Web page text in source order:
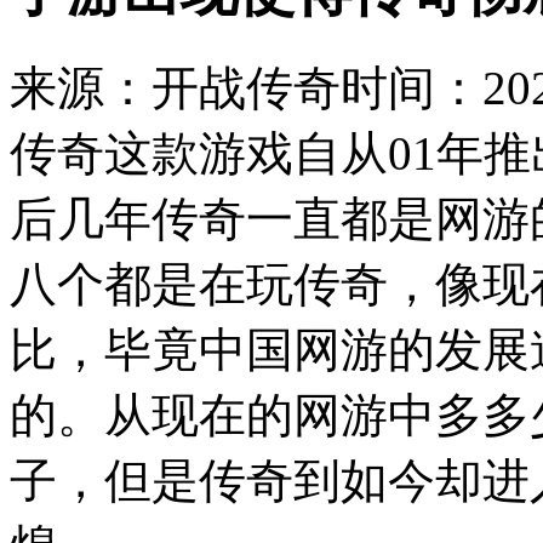
来源：开战传奇时间：
传奇这款游戏自从01年
后几年传奇一直都是网
八个都是在玩传奇，像
比，毕竟中国网游的发
的。从现在的网游中多
子，但是传奇到如今却